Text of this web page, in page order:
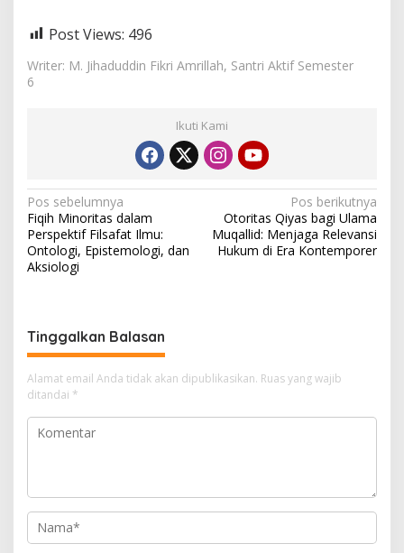
Post Views: 496
Writer: M. Jihaduddin Fikri Amrillah, Santri Aktif Semester
6
Ikuti Kami
N
a
v
a
s
i
p
o
Pos sebelumnya
Fiqih Minoritas dalam
Perspektif Filsafat Ilmu:
Ontologi, Epistemologi, dan
Aksiologi
Pos berikutnya
Otoritas Qiyas bagi Ulama
Muqallid: Menjaga Relevansi
Hukum di Era Kontemporer
Tinggalkan Balasan
Alamat email Anda tidak akan dipublikasikan. Ruas yang wajib
ditandai *